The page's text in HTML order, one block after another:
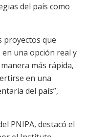
del país como
proyectos que
una opción real y
más rápida,
en una
del país”,
PNIPA, destacó el